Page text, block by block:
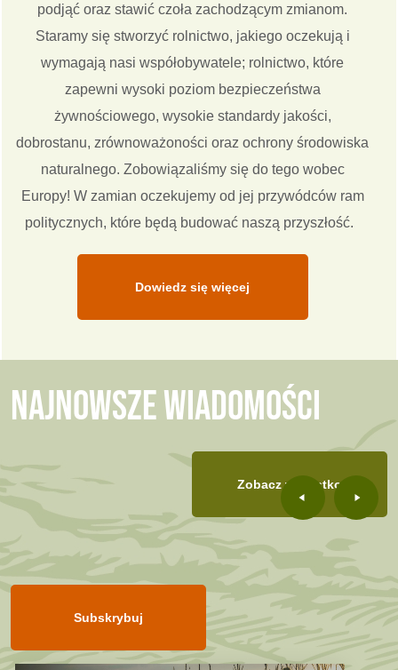
podjąć oraz stawić czoła zachodzącym zmianom.
Staramy się stworzyć rolnictwo, jakiego oczekują i
wymagają nasi współobywatele; rolnictwo, które
zapewni wysoki poziom bezpieczeństwa
żywnościowego, wysokie standardy jakości,
dobrostanu, zrównoważoności oraz ochrony środowiska
naturalnego. Zobowiązaliśmy się do tego wobec
Europy! W zamian oczekujemy od jej przywódców ram
politycznych, które będą budować naszą przyszłość.
Dowiedz się więcej
NAJNOWSZE WIADOMOŚCI
Zobacz wszystko
Subskrybuj